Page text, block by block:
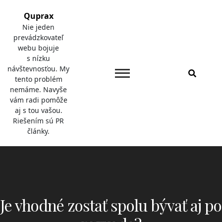
content
Quprax
Nie jeden
prevádzkovateľ
webu bojuje
s nízku
návštevnosťou. My
tento problém
nemáme. Navyše
vám radi pomôže
aj s tou vašou.
Riešením sú PR
články.
Je vhodné zostať spolu bývať aj po